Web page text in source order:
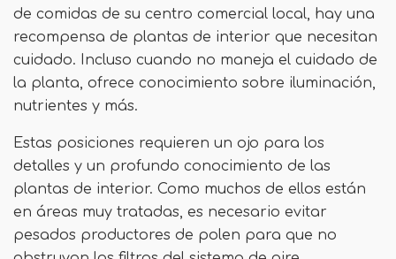
de comidas de su centro comercial local, hay una
recompensa de plantas de interior que necesitan
cuidado. Incluso cuando no maneja el cuidado de
la planta, ofrece conocimiento sobre iluminación,
nutrientes y más.
Estas posiciones requieren un ojo para los
detalles y un profundo conocimiento de las
plantas de interior. Como muchos de ellos están
en áreas muy tratadas, es necesario evitar
pesados ​​productores de polen para que no